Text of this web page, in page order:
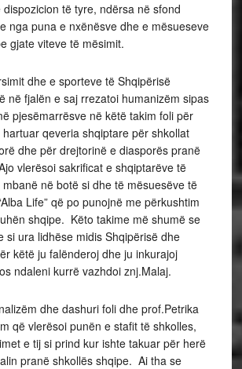
të tyre, ndërsa në sfond
nga puna e nxënësve dhe e mësueseve
gjate viteve të mësimit.
dhe e sporteve të Shqipërisë
në fjalën e saj rrezatoi humanizëm sipas
pjesëmarrësve në këtë takim foli për
qeveria shqiptare për shkollat
dhe për drejtorinë e diasporës pranë
vlerësoi sakrificat e shqiptarëve të
në botë si dhe të mësuesëve të
Life” që po punojnë me përkushtim
shqipe. Këto takime më shumë se
si ura lidhëse midis Shqipërisë dhe
këtë ju falënderoj dhe ju inkurajoj
ndaleni kurrë vazhdoi znj.Malaj.
dhe dashuri foli dhe prof.Petrika
që vlerësoi punën e stafit të shkolles,
e tij si prind kur ishte takuar për herë
pranë shkollës shqipe. Ai tha se